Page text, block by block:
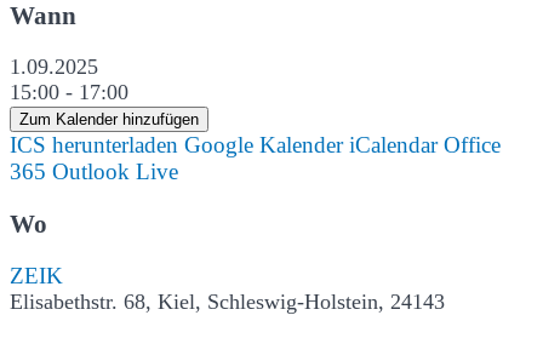
Wann
1.09.2025
15:00 - 17:00
Zum Kalender hinzufügen
ICS herunterladen Google Kalender iCalendar Office
365 Outlook Live
Wo
ZEIK
Elisabethstr. 68, Kiel, Schleswig-Holstein, 24143